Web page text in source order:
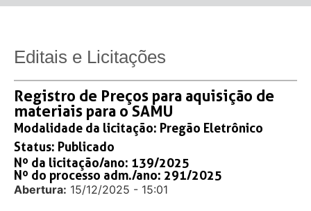
Editais e Licitações
Registro de Preços para aquisição de
materiais para o SAMU
Modalidade da licitação: Pregão Eletrônico
Status: Publicado
Nº da licitação/ano: 139/2025
Nº do processo adm./ano: 291/2025
Abertura: 15/12/2025 - 15:01